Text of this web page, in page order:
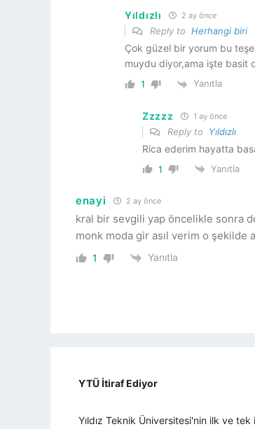
Yıldızlı 2 ay önce
Reply to Herhangi biri
Çok güzel bir yorum bu
muydu diyor,ama işte basit
1 Yanıtla
Zzzzz 1 ay önce
Reply to Yıldızlı
Rica ederim hayatta
1 Yanıtla
enayi 2 ay önce
kral bir sevgili yap öncelikle sonra
monk moda gir asıl verim o şekilde
1 Yanıtla
YTÜ İtiraf Ediyor
Yıldız Teknik Üniversitesi'nin ilk ve